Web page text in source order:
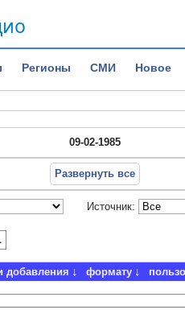
Регионы СМИ Новое
09-02-1985
Развернуть все
Источник:
добавления формату